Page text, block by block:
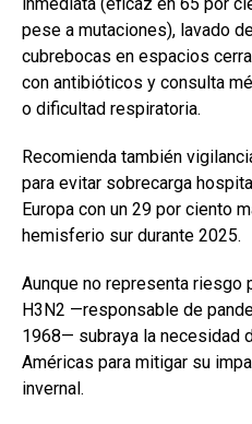
pese a mutaciones), lavado
cubrebocas en espacios
con antibióticos y consulta
o dificultad respiratoria.
Recomienda también
para evitar sobrecarga
Europa con un 29 por ciento
hemisferio sur durante 2025.
Aunque no representa riesgo
H3N2 —responsable de
1968— subraya la necesidad
Américas para mitigar su
invernal.